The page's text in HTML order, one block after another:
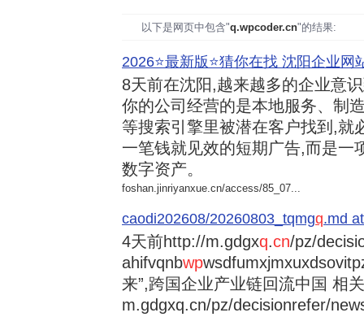
以下是网页中包含"q.wpcoder.cn"的结果:
2026⭐️最新版⭐️猜你在找 沈阳企业网
8天前在沈阳,越来越多的企业意
你的公司经营的是本地服务、制
等搜索引擎里被潜在客户找到,就
一笔钱就见效的短期广告,而是一
数字资产。
foshan.jinriyanxue.cn/access/85_07...
caodi202608/20260803_tqmgq.md
4天前http://m.gdgxq.cn/pz/
ahifvqnbwp
来”,跨国企业产业链回流中国 相
m.gdgxq.cn/pz/decisionrefer/